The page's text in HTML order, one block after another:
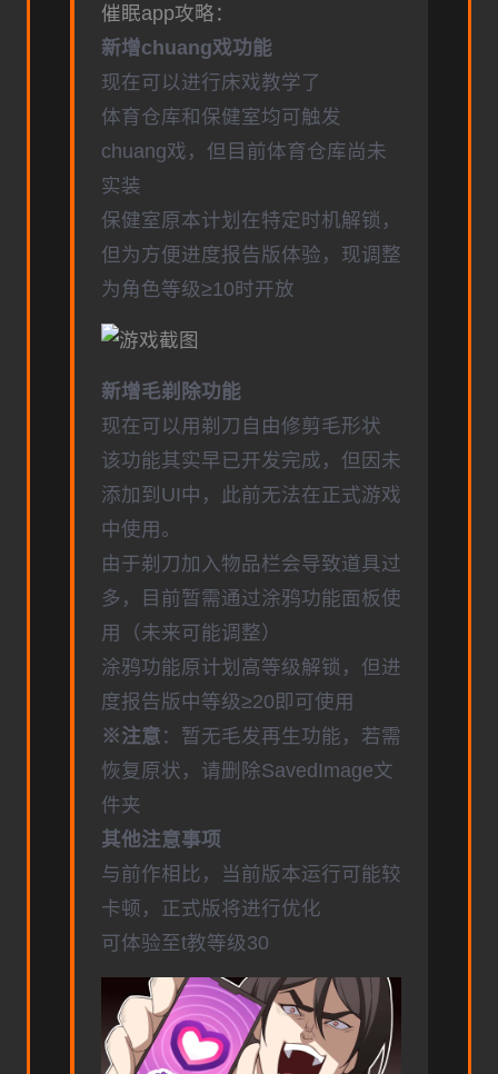
催眠app攻略：
新增chuang戏功能
现在可以进行床戏教学了
体育仓库和保健室均可触发
chuang戏，但目前体育仓库尚未
实装
保健室原本计划在特定时机解锁，
但为方便进度报告版体验，现调整
为角色等级≥10时开放
新增毛剃除功能
现在可以用剃刀自由修剪毛形状
该功能其实早已开发完成，但因未
添加到UI中，此前无法在正式游戏
中使用。
由于剃刀加入物品栏会导致道具过
多，目前暂需通过涂鸦功能面板使
用（未来可能调整）
涂鸦功能原计划高等级解锁，但进
度报告版中等级≥20即可使用
※注意 ：暂无毛发再生功能，若需
恢复原状，请删除SavedImage文
件夹
其他注意事项
与前作相比，当前版本运行可能较
卡顿，正式版将进行优化
可体验至t教等级30